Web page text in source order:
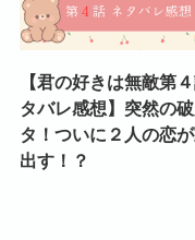
【君の好きは無敵第
タバレ感想】突然の
タ！ついに２人の恋
出す！？